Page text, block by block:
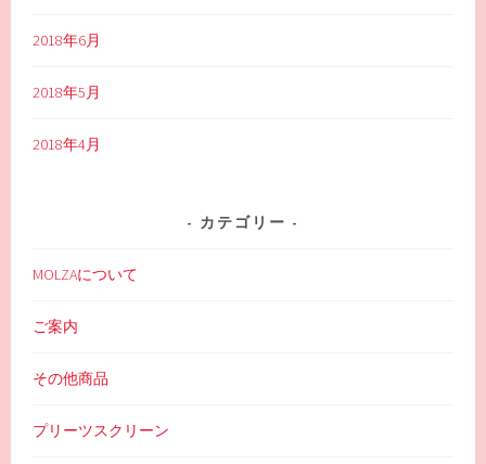
2018年6月
2018年5月
2018年4月
カテゴリー
MOLZAについて
ご案内
その他商品
プリーツスクリーン